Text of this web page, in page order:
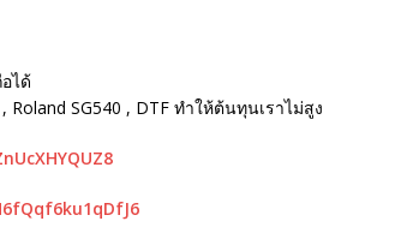
ได้
Roland SG540 , DTF ทำให้ต้นทุนเราไม่สูง